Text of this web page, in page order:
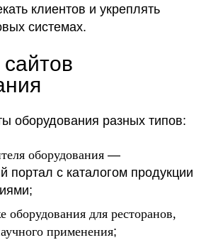
клиентов и укреплять
системах.
оборудования разных типов:
оборудования —
портал с каталогом продукции
оборудования для ресторанов,
применения;